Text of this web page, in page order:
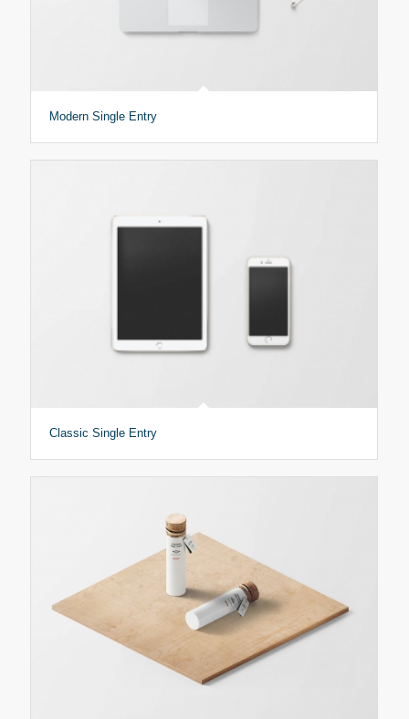
Modern Single Entry
Classic Single Entry